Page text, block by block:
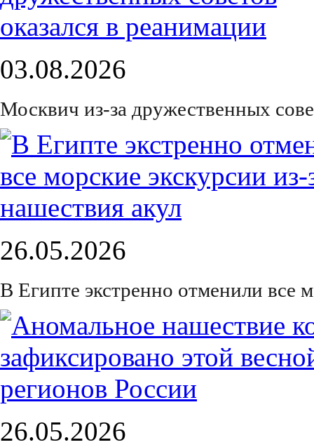
03.08.2026
Москвич из-за дружественных
26.05.2026
В Египте экстренно отменили все
26.05.2026